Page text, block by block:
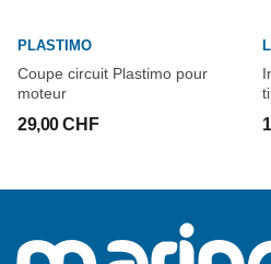
PLASTIMO
Coupe circuit Plastimo pour
moteur
29,00 CHF